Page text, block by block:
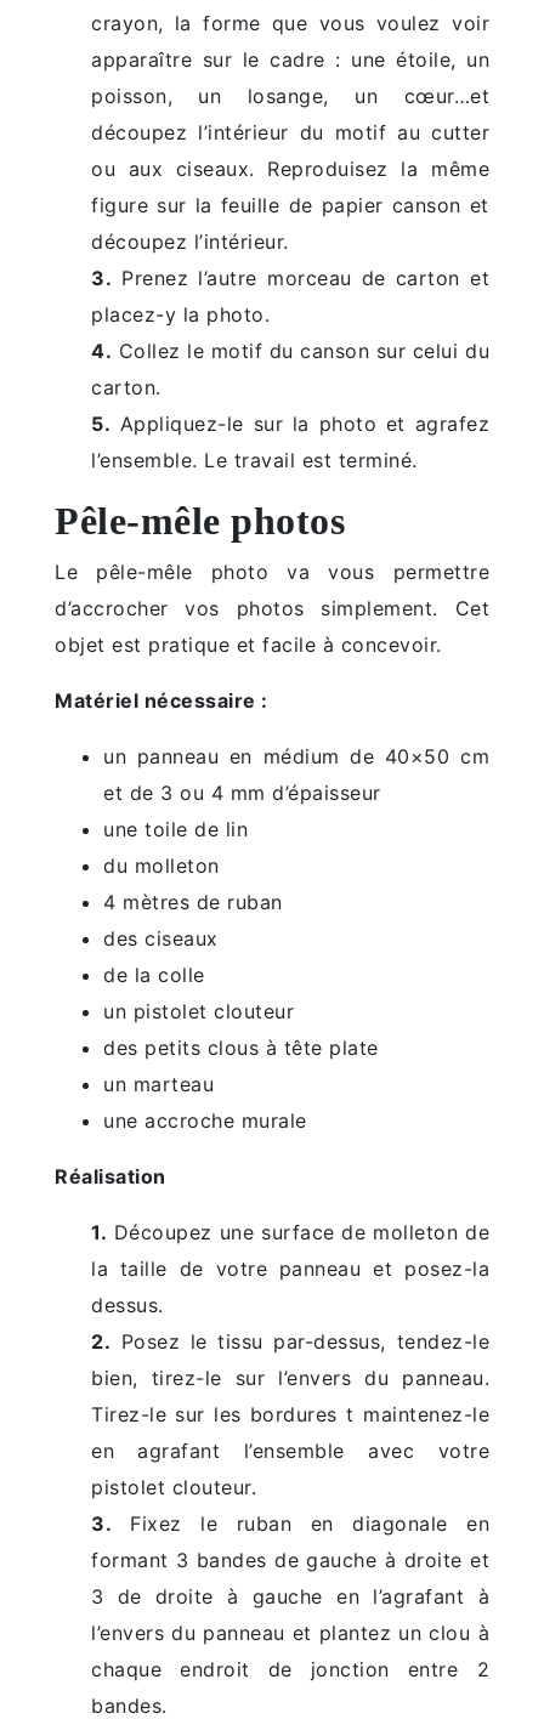
crayon, la forme que vous voulez voir
apparaître sur le cadre : une étoile, un
poisson, un losange, un cœur…et
découpez l’intérieur du motif au cutter
ou aux ciseaux. Reproduisez la même
figure sur la feuille de papier canson et
découpez l’intérieur.
3. Prenez l’autre morceau de carton et
placez-y la photo.
4. Collez le motif du canson sur celui du
carton.
5. Appliquez-le sur la photo et agrafez
l’ensemble. Le travail est terminé.
Pêle-mêle photos
Le pêle-mêle photo va vous permettre
d’accrocher vos photos simplement. Cet
objet est pratique et facile à concevoir.
Matériel nécessaire :
un panneau en médium de 40×50 cm
et de 3 ou 4 mm d’épaisseur
une toile de lin
du molleton
4 mètres de ruban
des ciseaux
de la colle
un pistolet clouteur
des petits clous à tête plate
un marteau
une accroche murale
Réalisation
1. Découpez une surface de molleton de
la taille de votre panneau et posez-la
dessus.
2. Posez le tissu par-dessus, tendez-le
bien, tirez-le sur l’envers du panneau.
Tirez-le sur les bordures t maintenez-le
en agrafant l’ensemble avec votre
pistolet clouteur.
3. Fixez le ruban en diagonale en
formant 3 bandes de gauche à droite et
3 de droite à gauche en l’agrafant à
l’envers du panneau et plantez un clou à
chaque endroit de jonction entre 2
bandes.